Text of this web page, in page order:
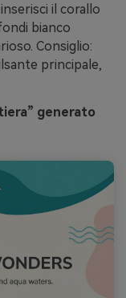
il corallo
bianco
Consiglio:
principale,
generato